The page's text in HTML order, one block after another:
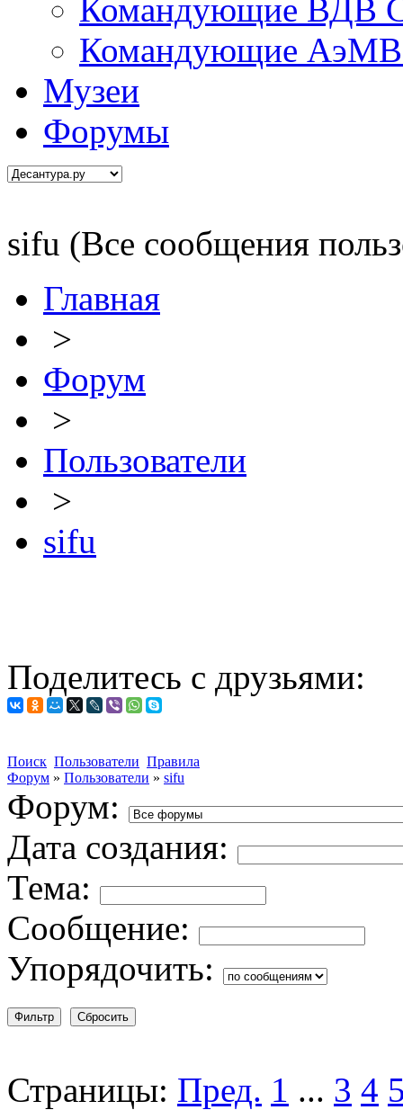
Командующие ВДВ
Командующие АэМВ
Музеи
Форумы
sifu (Все сообщения
Главная
>
Форум
>
Пользователи
>
sifu
Поделитесь с друзьями:
Поиск Пользователи Правила
Форум » Пользователи » sifu
Форум:
Дата создания:
Тема:
Сообщение:
Упорядочить:
Страницы: Пред. 1 ... 3 4